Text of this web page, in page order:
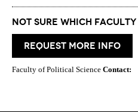
Not Sure which
request more info
Faculty of Political Science Contact: